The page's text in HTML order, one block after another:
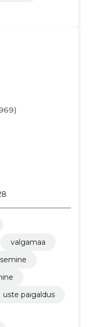
valgamaa
uste paigaldus